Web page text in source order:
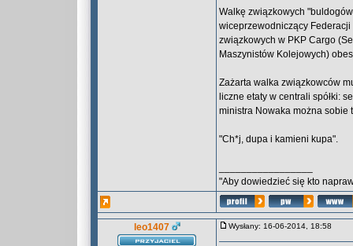
Walkę związkowych
wiceprzewodniczący
związkowych w PKP Cargo
Maszynistów Kolejowych)
Zażarta walka związkowców
liczne etaty w centrali spółki:
ministra Nowaka można sobie
"Ch*j, dupa i kamieni kupa".
"Aby dowiedzieć się kto
leo1407 Wysłany: 16-06-2014, 18:58